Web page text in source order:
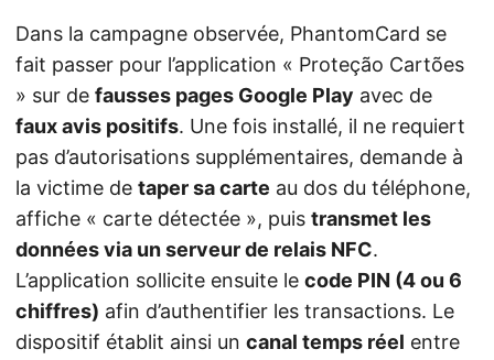
Dans la campagne observée, PhantomCard se
fait passer pour l’application « Proteção Cartões
» sur de fausses pages Google Play avec de
faux avis positifs. Une fois installé, il ne requiert
pas d’autorisations supplémentaires, demande à
la victime de taper sa carte au dos du téléphone,
affiche « carte détectée », puis transmet les
données via un serveur de relais NFC.
L’application sollicite ensuite le code PIN (4 ou 6
chiffres) afin d’authentifier les transactions. Le
dispositif établit ainsi un canal temps réel entre